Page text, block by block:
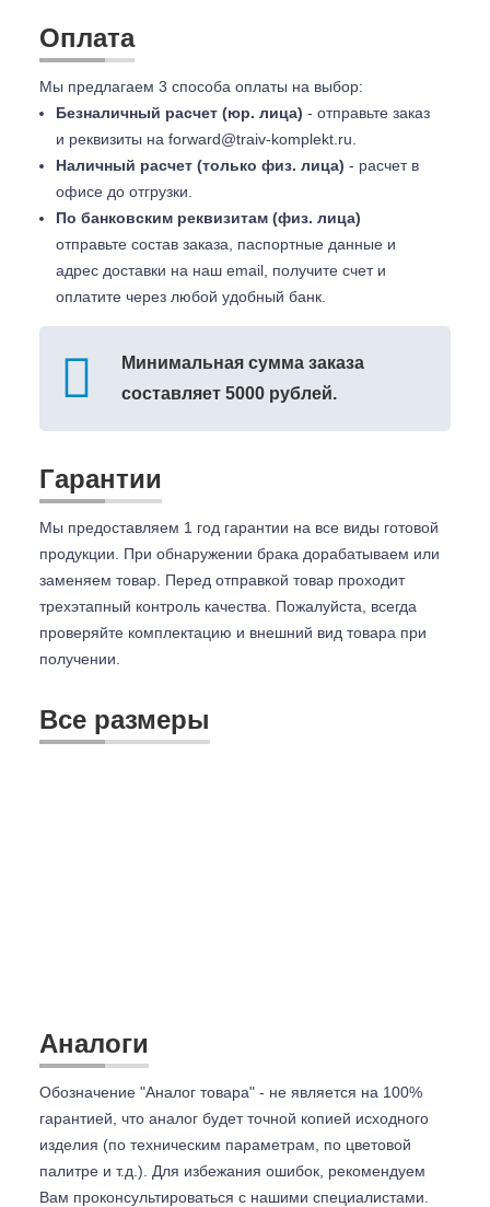
Оплата
Мы предлагаем 3 способа оплаты на выбор:
Безналичный расчет (юр. лица) - отправьте заказ
и реквизиты на forward@traiv-komplekt.ru
Наличный расчет (только физ. лица) - расчет в
офисе до отгрузки.
По банковским реквизитам (физ. лица)
отправьте состав заказа, паспортные данные и
адрес доставки на наш email, получите счет и
оплатите через любой удобный банк.
Минимальная сумма заказа
составляет 5000 рублей.
Гарантии
Мы предоставляем 1 год гарантии на все виды готовой
продукции. При обнаружении брака дорабатываем или
заменяем товар. Перед отправкой товар проходит
трехэтапный контроль качества. Пожалуйста, всегда
проверяйте комплектацию и внешний вид товара при
получении.
Все размеры
Аналоги
Обозначение "Аналог товара" - не является на 100%
гарантией, что аналог будет точной копией исходного
изделия (по техническим параметрам, по цветовой
палитре и т.д.). Для избежания ошибок, рекомендуем
Вам проконсультироваться с нашими специалистами.